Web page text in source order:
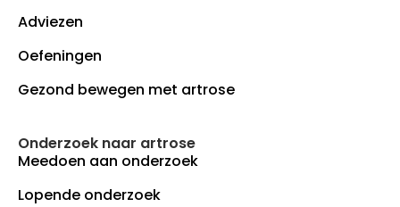
Adviezen
Oefeningen
Gezond bewegen met artrose
Onderzoek naar artrose
Meedoen aan onderzoek
Lopende onderzoek